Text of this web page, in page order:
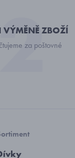
VÝMĚNĚ ZBOŽÍ
za poštovné